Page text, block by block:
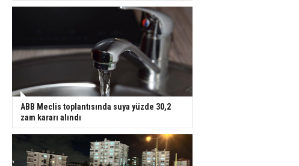
ABB Meclis toplantısında suya yüzde 30,2
zam kararı alındı